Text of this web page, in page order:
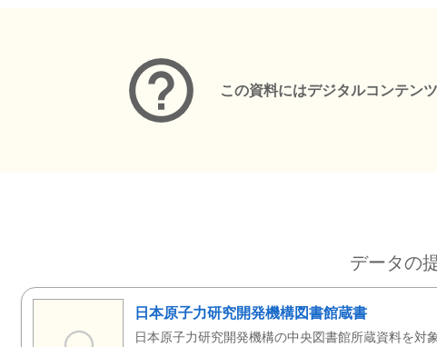
この資料にはデジタルコンテン
データの
日本原子力研究開発機構図書館蔵書
日本原子力研究開発機構の中央図書館所蔵資料を対